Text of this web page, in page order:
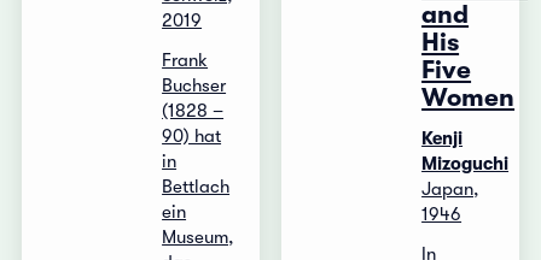
2019
Frank
Buchser
(1828 –
90) hat
in
Bettlach
ein
Museum,
and
His
Five
Women
Kenji
Mizoguchi
Japan,
1946
In